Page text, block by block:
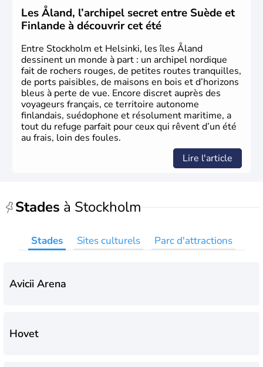
Les Åland, l’archipel secret entre Suède et
Finlande à découvrir cet été
Entre Stockholm et Helsinki, les îles Åland
dessinent un monde à part : un archipel nordique
fait de rochers rouges, de petites routes tranquilles,
de ports paisibles, de maisons en bois et d’horizons
bleus à perte de vue. Encore discret auprès des
voyageurs français, ce territoire autonome
finlandais, suédophone et résolument maritime, a
tout du refuge parfait pour ceux qui rêvent d’un été
au frais, loin des foules.
Lire l'article
Stades à Stockholm
Stades Sites culturels Parc d'attractions
Avicii Arena
Hovet